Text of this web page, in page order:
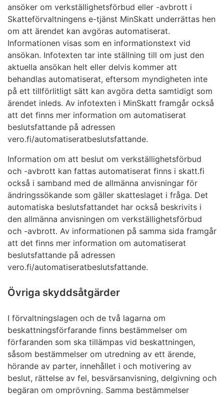
ansöker om verkställighetsförbud eller -avbrott i
Skatteförvaltningens e-tjänst MinSkatt underrättas hen
om att ärendet kan avgöras automatiserat.
Informationen visas som en informationstext vid
ansökan. Infotexten tar inte ställning till om just den
aktuella ansökan helt eller delvis kommer att
behandlas automatiserat, eftersom myndigheten inte
på ett tillförlitligt sätt kan avgöra detta samtidigt som
ärendet inleds. Av infotexten i MinSkatt framgår också
att det finns mer information om automatiserat
beslutsfattande på adressen
vero.fi/automatiseratbeslutsfattande.
Information om att beslut om verkställighetsförbud
och -avbrott kan fattas automatiserat finns i skatt.fi
också i samband med de allmänna anvisningar för
ändringssökande som gäller skatteslaget i fråga. Det
automatiska beslutsfattandet har också beskrivits i
den allmänna anvisningen om verkställighetsförbud
och -avbrott. Av informationen på samma sida framgår
att det finns mer information om automatiserat
beslutsfattande på adressen
vero.fi/automatiseratbeslutsfattande.
Övriga skyddsåtgärder
I förvaltningslagen och de två lagarna om
beskattningsförfarande finns bestämmelser om
förfaranden som ska tillämpas vid beskattningen,
såsom bestämmelser om utredning av ett ärende,
hörande av parter, innehållet i och motivering av
beslut, rättelse av fel, besvärsanvisning, delgivning och
begäran om omprövning. Samma bestämmelser